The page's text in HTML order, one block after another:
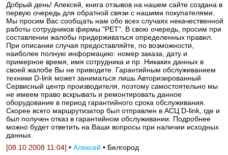
Добрый день! Алексей, книга отзывов на нашем сайте создана в
первую очередь для обратной связи с нашими покупателями.
Мы просим Вас сообщать нам обо всех случаях некачественной
работы сотрудников фирмы "РЕТ". В свою очередь, просим при
составлении жалобы придерживаться определенных правил.
При описании случая предоставляйте, по возможности,
наиболее полную информацию: номер заказа, дату и
примерное время, имя сотрудника и пр. Никаких данных в
своей жалобе Вы не приводите. Гарантийным обслуживанием
техники D-link может заниматься лишь Авторизированный
Сервисный центр производителя, поэтому самостоятельно мы
не имеем право вскрывать и ремонтировать данное
оборудование в период гарантийного срока обслуживания.
Скорее всего маршрутизатор был отправлен в АСЦ D-link, где и
был получен отказ в гарантийном обслуживании. Подробнее
можно будет ответить на Ваши вопросы при наличии исходных
данных.
[08.10.2008 11:04] • Алексей • Белгород